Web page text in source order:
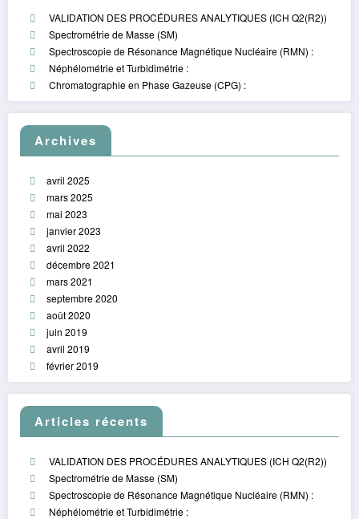
VALIDATION DES PROCÉDURES ANALYTIQUES (ICH Q2(R2))
Spectrométrie de Masse (SM)
Spectroscopie de Résonance Magnétique Nucléaire (RMN) :
Néphélométrie et Turbidimétrie :
Chromatographie en Phase Gazeuse (CPG) :
Archives
avril 2025
mars 2025
mai 2023
janvier 2023
avril 2022
décembre 2021
mars 2021
septembre 2020
août 2020
juin 2019
avril 2019
février 2019
Articles récents
VALIDATION DES PROCÉDURES ANALYTIQUES (ICH Q2(R2))
Spectrométrie de Masse (SM)
Spectroscopie de Résonance Magnétique Nucléaire (RMN) :
Néphélométrie et Turbidimétrie :